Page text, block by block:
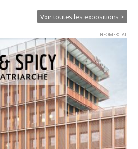
Voir toutes les expositions >
INFOMERCIAL